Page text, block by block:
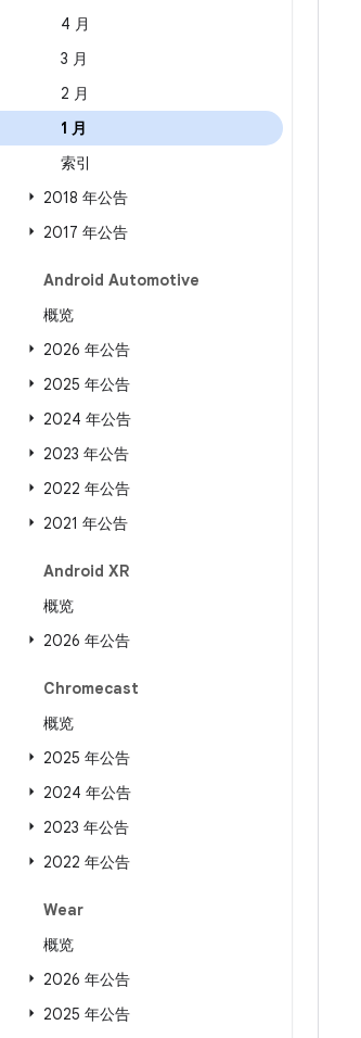
4 月
3 月
2 月
1 月
索引
2018 年公告
2017 年公告
Android Automotive
概览
2026 年公告
2025 年公告
2024 年公告
2023 年公告
2022 年公告
2021 年公告
Android XR
概览
2026 年公告
Chromecast
概览
2025 年公告
2024 年公告
2023 年公告
2022 年公告
Wear
概览
2026 年公告
2025 年公告